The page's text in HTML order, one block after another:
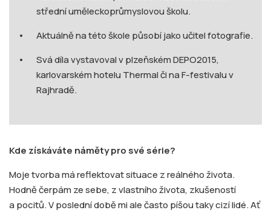
střední uměleckoprůmyslovou školu.
Aktuálně na této škole působí jako učitel fotografie.
Svá díla vystavoval v plzeňském DEPO2015,
karlovarském hotelu Thermal či na F-festivalu v
Rajhradě.
Kde získáváte náměty pro své série?
Moje tvorba má reflektovat situace z reálného života.
Hodně čerpám ze sebe, z vlastního života, zkušeností
a pocitů. V poslední době mi ale často píšou taky cizí lidé. Ať